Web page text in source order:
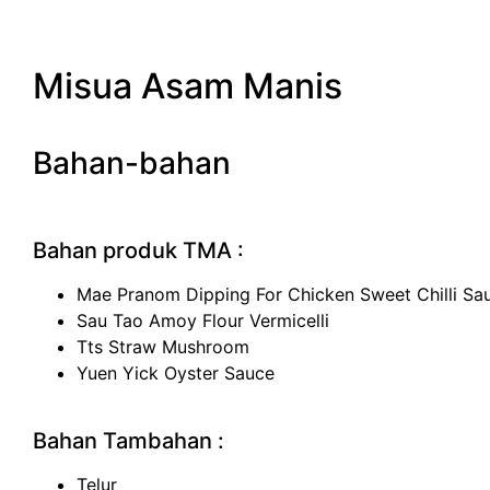
Misua Asam Manis
Bahan-bahan
Bahan produk TMA :
Mae Pranom Dipping For Chicken Sweet Chilli
Sau Tao Amoy Flour Vermicelli
Tts Straw Mushroom
Yuen Yick Oyster Sauce
Bahan Tambahan :
Telur